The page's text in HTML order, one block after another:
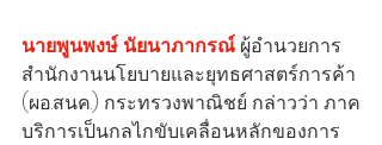
นายพูนพงษ์ นัยนาภากรณ์ ผู้อำนวยการ
สำนักงานนโยบายและยุทธศาสตร์การค้า
(ผอ.สนค.) กระทรวงพาณิชย์ กล่าวว่า ภาค
บริการเป็นกลไกขับเคลื่อนหลักของการ